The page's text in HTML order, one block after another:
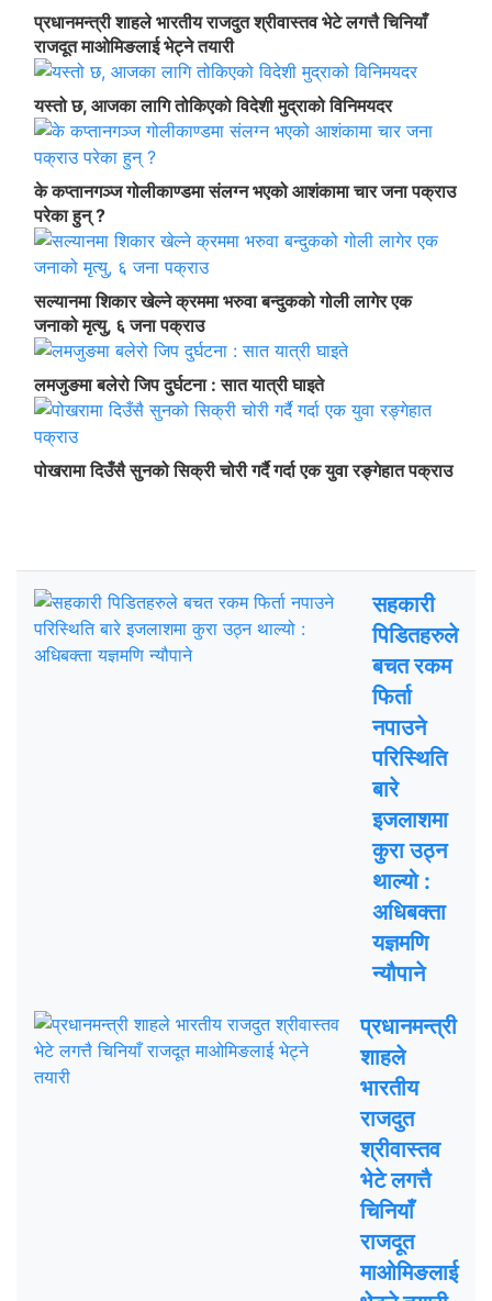
प्रधानमन्त्री शाहले भारतीय राजदुत श्रीवास्तव भेटे लगत्तै चिनियाँ
राजदूत माओमिङलाई भेट्ने तयारी
यस्तो छ, आजका लागि तोकिएको विदेशी मुद्राको विनिमयदर
के कप्तानगञ्ज गोलीकाण्डमा संलग्न भएको आशंकामा चार जना पक्राउ
परेका हुन् ?
सल्यानमा शिकार खेल्ने क्रममा भरुवा बन्दुकको गोली लागेर एक
जनाको मृत्यु, ६ जना पक्राउ
लमजुङमा बलेरो जिप दुर्घटना : सात यात्री घाइते
पोखरामा दिउँसै सुनको सिक्री चोरी गर्दै गर्दा एक युवा रङ्गेहात पक्राउ
सहकारी
पिडितहरुले
बचत रकम
फिर्ता
नपाउने
परिस्थिति
बारे
इजलाशमा
कुरा उठ्न
थाल्यो :
अधिबक्ता
यज्ञमणि
न्यौपाने
प्रधानमन्त्री
शाहले
भारतीय
राजदुत
श्रीवास्तव
भेटे लगत्तै
चिनियाँ
राजदूत
माओमिङलाई